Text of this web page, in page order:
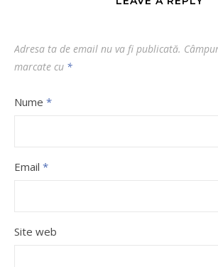
Adresa ta de email nu va fi publicată.
marcate cu *
Nume *
Email *
Site web